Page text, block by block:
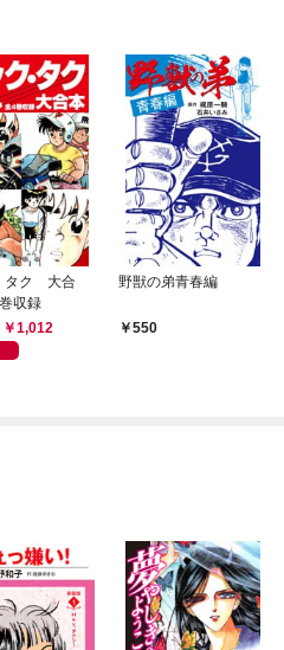
タク 大合
収録
1,012
野獣の弟青春編
550